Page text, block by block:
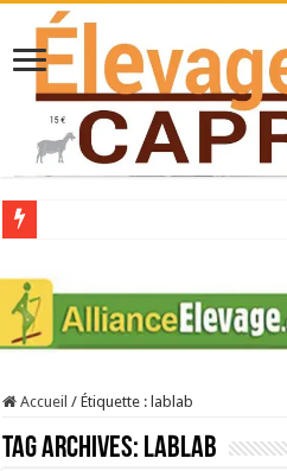
Stress thermique : quelles solutions
40 ans du Space : une présentation
La collecte de lait de chèvre confirme son
Accueil / Étiquette :lablab
Tag Archives: lablab